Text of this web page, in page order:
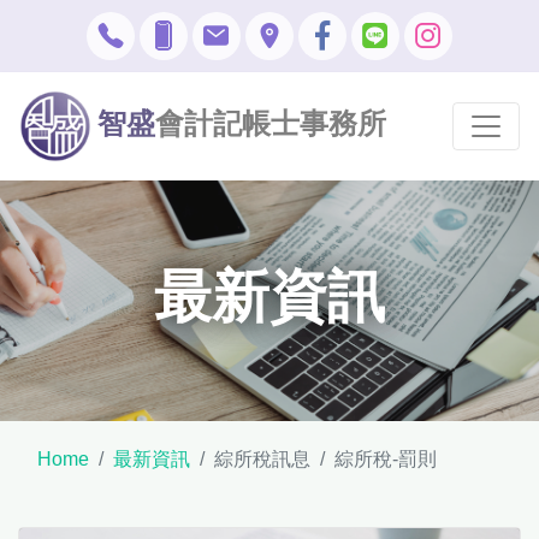
智盛會計記帳士事務所
最新資訊
Home 最新資訊 綜所稅訊息 綜所稅-罰則